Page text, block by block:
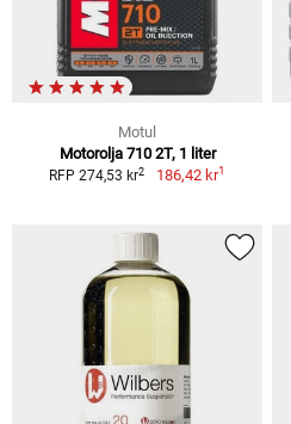
Motul
Motorolja 710 2T, 1 liter
RFP 274,53 kr2 186,42 kr1